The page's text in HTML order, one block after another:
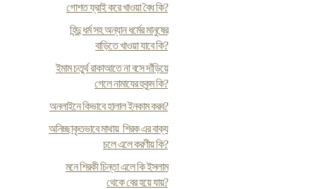
গোশত ফ্রাই করে খাওয়া বৈধ কি?
হিন্দু ধর্ম সহ অন্যান ধর্মের মানুষের
বাড়িতে খাওয়া যাবে কি?
ইমাম চতুর্থ রাকাআতে না বসে দাঁড়িয়ে
গেলে নামাযের হুকুম কি?
অনলাইনে কিভাবে হালাল ইনকাম করব?
অনিচ্ছাকৃতভাবে মাথায় শিরক এর বাক্য
চলে এলে করণীয় কি?
মনে শিরকী চিন্তা এলে কি ইসলাম
থেকে বের হয়ে যায়?